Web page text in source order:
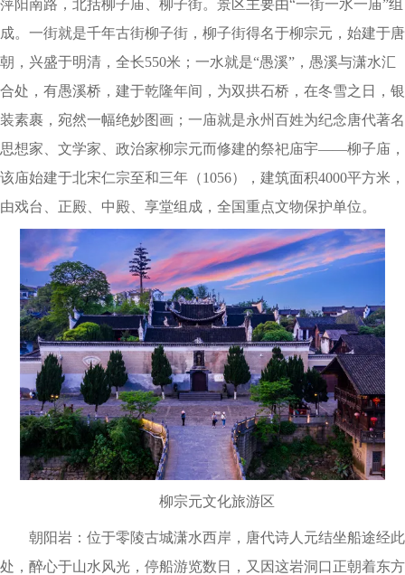
萍阳南路，北括柳子庙、柳子街。景区主要由“一街一水一庙”组
成。一街就是千年古街柳子街，柳子街得名于柳宗元，始建于唐
朝，兴盛于明清，全长550米；一水就是“愚溪”，愚溪与潇水汇
合处，有愚溪桥，建于乾隆年间，为双拱石桥，在冬雪之日，银
装素裹，宛然一幅绝妙图画；一庙就是永州百姓为纪念唐代著名
思想家、文学家、政治家柳宗元而修建的祭祀庙宇——柳子庙，
该庙始建于北宋仁宗至和三年（1056），建筑面积4000平方米，
由戏台、正殿、中殿、享堂组成，全国重点文物保护单位。
柳宗元文化旅游区
朝阳岩：位于零陵古城潇水西岸，唐代诗人元结坐船途经此
处，醉心于山水风光，停船游览数日，又因这岩洞口正朝着东方